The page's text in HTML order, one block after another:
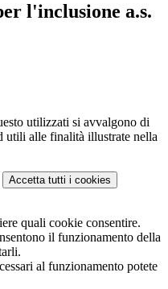
l'inclusione a.s.
utilizzati si avvalgono di
utili alle finalità illustrate nella
Accetta tutti i cookies
quali cookie consentire.
il funzionamento della
al funzionamento potete